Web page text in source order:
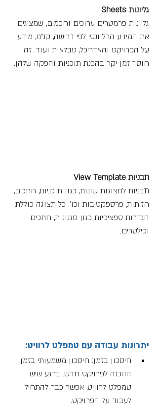
גליונות Sheets
גליונות פרמטרים ערוכים וחכמים, שמציגים
את המידע הרלוונטי לפי דרישה, קנ"מ, מידע
על הפרויקט והאדריכל, טבלאות ועוד. זה
חוסך זמן יקר בהכנת תוכניות והפקה שלהן.
תבניות View Template
תבניות לתצוגות שונות, כגון תוכניות, חתכים,
חזיתות, פרספקטיבות וכו'. כל תצוגה כוללת
הגדרות ספציפיות כגון סגנונות, חתכים
ופילטרים.
יתרונות עבודה עם טמפלט לרוויט:
חיסכון בזמן: חיסכון משמעותי בזמן
ההכנה לפרויקט חדש. ברגע שיש
טמפלט לרוויט, אפשר כבר להתחיל
לעבוד על הפרויקט.